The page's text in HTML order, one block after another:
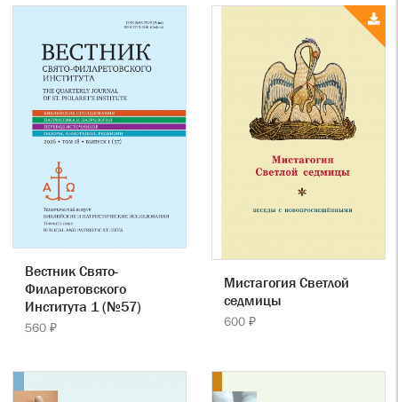
Вестник Свято-
Филаретовского
Института 1 (№57)
560 ₽
Мистагогия Светлой
седмицы
600 ₽